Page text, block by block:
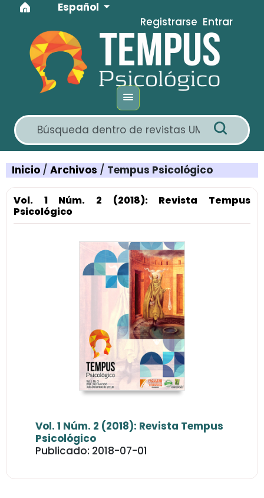
Ir al menú de navegación principal
Ir al contenido principal
Ir al pie de página del sitio
Idioma
Español
Registrarse Entrar
Inicio / Archivos / Tempus Psicológico
Vol. 1 Núm. 2 (2018): Revista Tempus
Psicológico
Vol. 1 Núm. 2 (2018): Revista Tempus
Psicológico
Publicado: 2018-07-01